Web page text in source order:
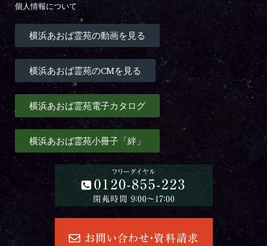
個人情報について
横浜あおば霊苑の動画を見る
横浜あおば霊苑のCMを見る
横浜あおば霊苑電子カタログ
横浜あおば霊苑小冊子「絆」